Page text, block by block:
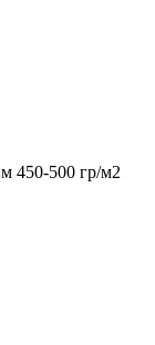
450-500 гр/м2